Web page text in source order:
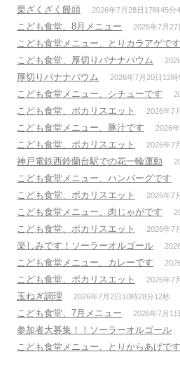
栗ざくざく饅頭 2026年7月28日17時45分
こども食堂、8月メニュー 2026年7月
こども食堂メニュー、とりカラアゲです
こども食堂、厚切りバナナバウム
厚切りバナナバウム 2026年7月20日12
こども食堂メニュー、シチューです
こども食堂、ポカリスエット 2026年7
こども食堂メニュー、豚汁です 2026
こども食堂、ポカリスエット 2026年7
神戸電鉄西鈴蘭台駅での花一輪運動
こども食堂メニュー、ハンバーグです
こども食堂、ポカリスエット 2026年7
こども食堂メニュー、肉じゃがです
こども食堂、ポカリスエット 2026年7
楽しみです！ソーラーオルゴール
こども食堂メニュー、カレーです
こども食堂、ポカリスエット 2026年7
玉ねぎ調理 2026年7月2日10時28分12秒
こども食堂、7月メニュー 2026年7月1
参加者大募集！！ソーラーオルゴール
こども食堂メニュー、とりからあげです